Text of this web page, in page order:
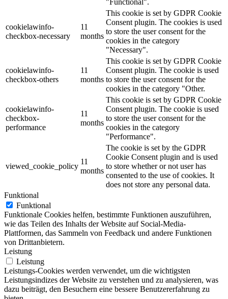
"Functional".
cookielawinfo-
checkbox-necessary
11
months
This cookie is set by GDPR Cookie
Consent plugin. The cookies is used
to store the user consent for the
cookies in the category
"Necessary".
cookielawinfo-
checkbox-others
11
months
This cookie is set by GDPR Cookie
Consent plugin. The cookie is used
to store the user consent for the
cookies in the category "Other.
cookielawinfo-
checkbox-
performance
11
months
This cookie is set by GDPR Cookie
Consent plugin. The cookie is used
to store the user consent for the
cookies in the category
"Performance".
viewed_cookie_policy
11
months
The cookie is set by the GDPR
Cookie Consent plugin and is used
to store whether or not user has
consented to the use of cookies. It
does not store any personal data.
Funktional
Funktional
Funktionale Cookies helfen, bestimmte Funktionen auszuführen,
wie das Teilen des Inhalts der Website auf Social-Media-
Plattformen, das Sammeln von Feedback und andere Funktionen
von Drittanbietern.
Leistung
Leistung
Leistungs-Cookies werden verwendet, um die wichtigsten
Leistungsindizes der Website zu verstehen und zu analysieren, was
dazu beiträgt, den Besuchern eine bessere Benutzererfahrung zu